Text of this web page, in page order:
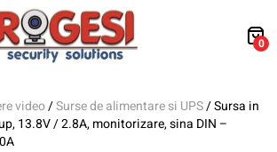
0
video/Surse de alimentare si UPS/ Sursa in
13.8V / 2.8A, monitorizare, sina DIN –